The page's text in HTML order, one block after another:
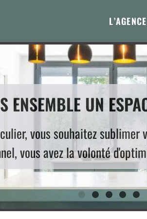
L’AGENCE
ENSEMBLE UN
vous souhaitez sublimer
vous avez la volonté